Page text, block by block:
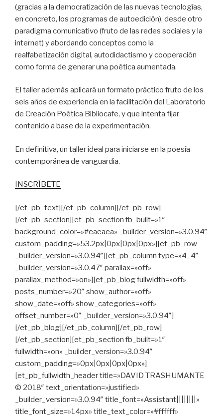
(gracias a la democratización de las nuevas tecnologías,
en concreto, los programas de autoedición), desde otro
paradigma comunicativo (fruto de las redes sociales y la
internet) y abordando conceptos como la
realfabetización digital, autodidactismo y cooperación
como forma de generar una poética aumentada.
El taller además aplicará un formato práctico fruto de los
seis años de experiencia en la facilitación del Laboratorio
de Creación Poética Bibliocafe, y que intenta fijar
contenido a base de la experimentación.
En definitiva, un taller ideal para iniciarse en la poesía
contemporánea de vanguardia.
INSCRÍBETE
[/et_pb_text][/et_pb_column][/et_pb_row]
[/et_pb_section][et_pb_section fb_built=»1″
background_color=»#eaeaea» _builder_version=»3.0.94″
custom_padding=»53.2px|0px|0px|0px»][et_pb_row
_builder_version=»3.0.94″][et_pb_column type=»4_4″
_builder_version=»3.0.47″ parallax=»off»
parallax_method=»on»][et_pb_blog fullwidth=»off»
posts_number=»20″ show_author=»off»
show_date=»off» show_categories=»off»
offset_number=»0″ _builder_version=»3.0.94″]
[/et_pb_blog][/et_pb_column][/et_pb_row]
[/et_pb_section][et_pb_section fb_built=»1″
fullwidth=»on» _builder_version=»3.0.94″
custom_padding=»0px|0px|0px|0px»]
[et_pb_fullwidth_header title=»DAVID TRASHUMANTE
© 2018″ text_orientation=»justified»
_builder_version=»3.0.94″ title_font=»Assistant||||||||»
title_font_size=»14px» title_text_color=»#ffffff»